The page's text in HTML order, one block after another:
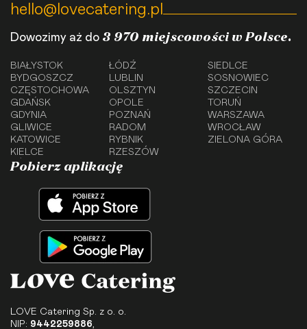
hello@lovecatering.pl
Dowozimy aż do 3 970 miejscowości w Polsce.
BIAŁYSTOK
BYDGOSZCZ
CZĘSTOCHOWA
GDAŃSK
GDYNIA
GLIWICE
KATOWICE
KIELCE
ŁÓDŹ
LUBLIN
OLSZTYN
OPOLE
POZNAŃ
RADOM
RYBNIK
RZESZÓW
SIEDLCE
SOSNOWIEC
SZCZECIN
TORUŃ
WARSZAWA
WROCŁAW
ZIELONA GÓRA
Pobierz aplikację
LOVE Catering Sp. z o. o.
NIP: 9442259886,